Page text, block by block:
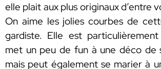
elle plait aux plus originaux d’entre
On aime les jolies courbes de
gardiste. Elle est
met un peu de fun à une déco de
mais peut également se marier à